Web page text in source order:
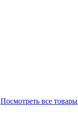
Посмотреть все товары